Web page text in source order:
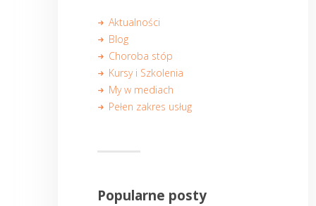
Aktualności
Blog
Choroba stóp
Kursy i Szkolenia
My w mediach
Pełen zakres usług
Popularne posty